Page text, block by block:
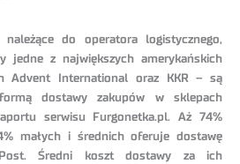
do operatora logistycznego,
jedne z największych amerykańskich
Advent International oraz KKR – są
dostawy zakupów w sklepach
serwisu Furgonetka.pl. Aż 74%
małych i średnich oferuje dostawę
Średni koszt dostawy za ich